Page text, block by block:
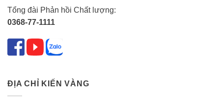
Tổng đài Phản hồi Chất lượng:
0368-77-1111
ĐỊA CHỈ KIẾN VÀNG